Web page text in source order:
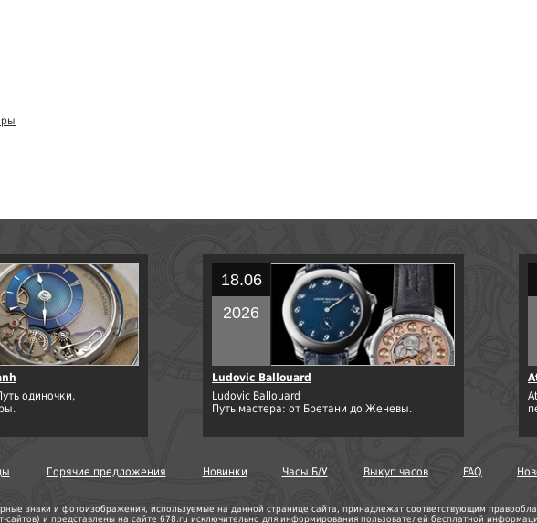
одиночки,
18.06
2026
Ludovic Ballouard
Ludovic Ballouard
Путь мастера: от Бретани до Женевы.
Горячие предложения Новинки Часы Б/У Выкуп часов FAQ
знаки и фотоизображения, используемые на данной странице сайта, принадлежат соответствующим
сайтов) и представлены на сайте 678.ru исключительно для информирования пользователей бесплатной